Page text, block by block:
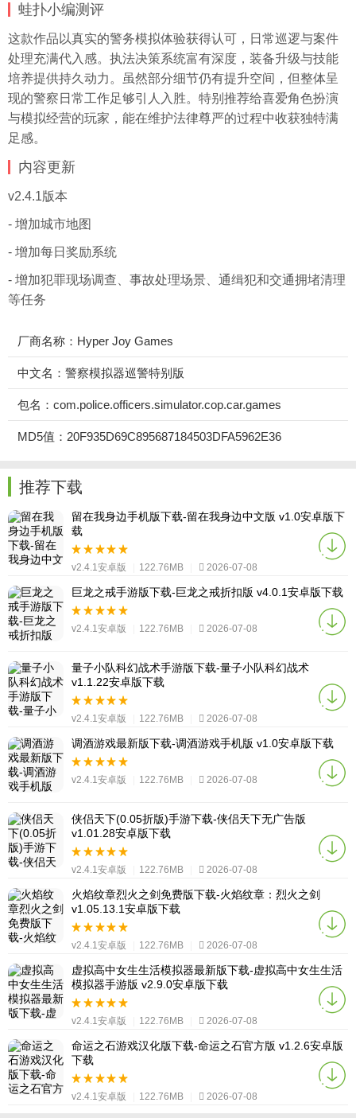
蛙扑小编测评
这款作品以真实的警务模拟体验获得认可，日常巡逻与案件
处理充满代入感。执法决策系统富有深度，装备升级与技能
培养提供持久动力。虽然部分细节仍有提升空间，但整体呈
现的警察日常工作足够引人入胜。特别推荐给喜爱角色扮演
与模拟经营的玩家，能在维护法律尊严的过程中收获独特满
足感。
内容更新
v2.4.1版本
- 增加城市地图
- 增加每日奖励系统
- 增加犯罪现场调查、事故处理场景、通缉犯和交通拥堵清理
等任务
厂商名称：Hyper Joy Games
中文名：警察模拟器巡警特别版
包名：com.police.officers.simulator.cop.car.games
MD5值：20F935D69C895687184503DFA5962E36
推荐下载
留在我身边手机版下载-留在我身边中文版 v1.0安卓版下
载
v2.4.1安卓版 122.76MB 2026-07-08
巨龙之戒手游版下载-巨龙之戒折扣版 v4.0.1安卓版下载
v2.4.1安卓版 122.76MB 2026-07-08
量子小队科幻战术手游版下载-量子小队科幻战术
v1.1.22安卓版下载
v2.4.1安卓版 122.76MB 2026-07-08
调酒游戏最新版下载-调酒游戏手机版 v1.0安卓版下载
v2.4.1安卓版 122.76MB 2026-07-08
侠侣天下(0.05折版)手游下载-侠侣天下无广告版
v1.01.28安卓版下载
v2.4.1安卓版 122.76MB 2026-07-08
火焰纹章烈火之剑免费版下载-火焰纹章：烈火之剑
v1.05.13.1安卓版下载
v2.4.1安卓版 122.76MB 2026-07-08
虚拟高中女生生活模拟器最新版下载-虚拟高中女生生活
模拟器手游版 v2.9.0安卓版下载
v2.4.1安卓版 122.76MB 2026-07-08
命运之石游戏汉化版下载-命运之石官方版 v1.2.6安卓版
下载
v2.4.1安卓版 122.76MB 2026-07-08